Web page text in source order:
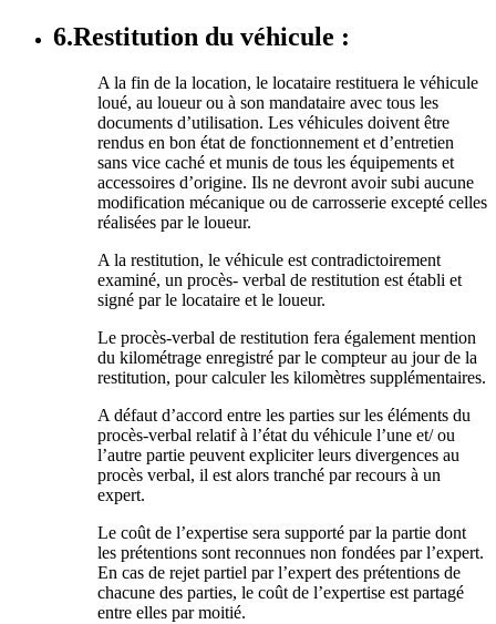
6.Restitution du véhicule :
A la fin de la location, le locataire restituera le véhicule
loué, au loueur ou à son mandataire avec tous les
documents d’utilisation. Les véhicules doivent être
rendus en bon état de fonctionnement et d’entretien
sans vice caché et munis de tous les équipements et
accessoires d’origine. Ils ne devront avoir subi aucune
modification mécanique ou de carrosserie excepté celles
réalisées par le loueur.
A la restitution, le véhicule est contradictoirement
examiné, un procès- verbal de restitution est établi et
signé par le locataire et le loueur.
Le procès-verbal de restitution fera également mention
du kilométrage enregistré par le compteur au jour de la
restitution, pour calculer les kilomètres supplémentaires.
A défaut d’accord entre les parties sur les éléments du
procès-verbal relatif à l’état du véhicule l’une et/ ou
l’autre partie peuvent expliciter leurs divergences au
procès verbal, il est alors tranché par recours à un
expert.
Le coût de l’expertise sera supporté par la partie dont
les prétentions sont reconnues non fondées par l’expert.
En cas de rejet partiel par l’expert des prétentions de
chacune des parties, le coût de l’expertise est partagé
entre elles par moitié.